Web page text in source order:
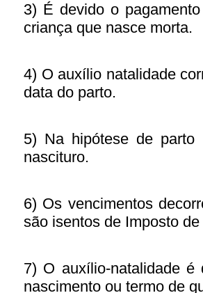
3) É devido o
criança que nasce morta.
4) O auxílio natalidade
data do parto.
5) Na hipótese de parto
nascituro.
6) Os vencimentos
são isentos de Imposto
7) O auxílio-natalidade é
nascimento ou termo de